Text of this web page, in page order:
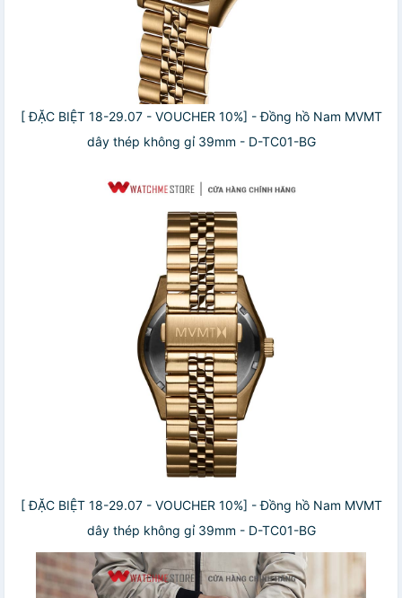
[ ĐẶC BIỆT 18-29.07 - VOUCHER 10%] - Đồng hồ Nam MVMT
dây thép không gỉ 39mm - D-TC01-BG
[ ĐẶC BIỆT 18-29.07 - VOUCHER 10%] - Đồng hồ Nam MVMT
dây thép không gỉ 39mm - D-TC01-BG